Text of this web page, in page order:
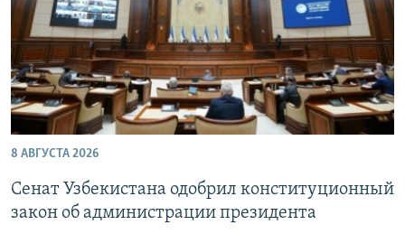
8 АВГУСТА 2026
Сенат Узбекистана одобрил конституционный
закон об администрации президента